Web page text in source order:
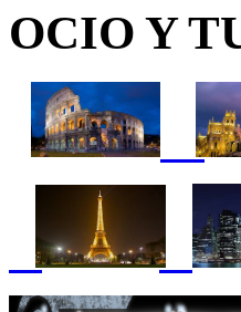
OCIO Y